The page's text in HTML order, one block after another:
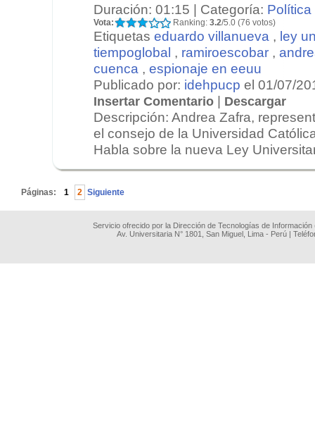
Duración: 01:15 | Categoría: Política
Vota: Ranking: 3.2/5.0 (76 votos)
Etiquetas eduardo villanueva , ley
tiempoglobal , ramiroescobar ,
cuenca , espionaje en eeuu
Publicado por: idehpucp el 01/07/
Insertar Comentario | Descargar
Descripción: Andrea Zafra,
el consejo de la Universidad
Habla sobre la nueva Ley
Páginas: 1 2 Siguiente
Servicio ofrecido por la Dirección de Tecnologías de
Av. Universitaria N° 1801, San Miguel, Lima - Perú |